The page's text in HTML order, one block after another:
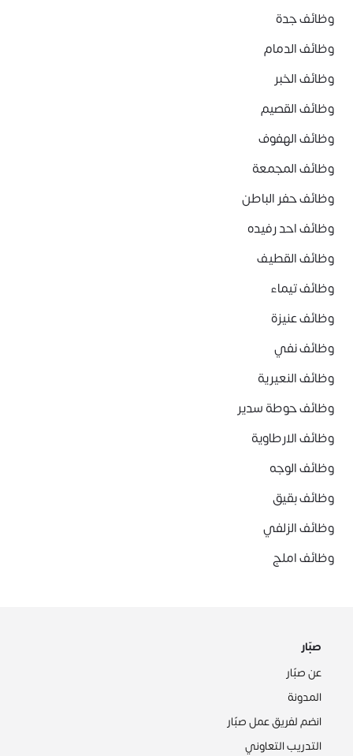
وظائف جدة
وظائف الدمام
وظائف الخبر
وظائف القصيم
وظائف الهفوف
وظائف المجمعة
وظائف حفر الباطن
وظائف احد رفيده
وظائف القطيف
وظائف تيماء
وظائف عنيزة
وظائف نفي
وظائف النعيرية
وظائف حوطة سدير
وظائف الارطاوية
وظائف الوجه
وظائف بقيق
وظائف الزلفي
وظائف املج
صبّار
عن صبّار
المدونة
انضم لفريق عمل صبّار
التدريب التعاوني